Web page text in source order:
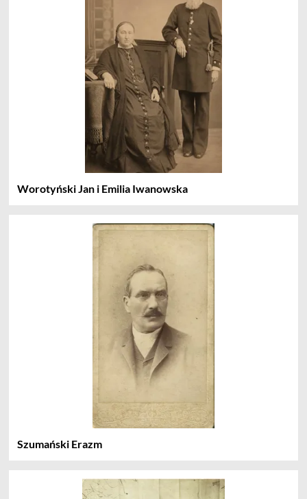
Worotyński Jan i Emilia Iwanowska
Szumański Erazm